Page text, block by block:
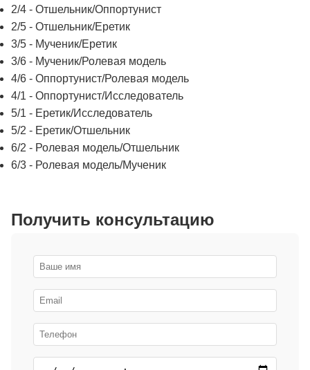
2/4 - Отшельник/Оппортунист
2/5 - Отшельник/Еретик
3/5 - Мученик/Еретик
3/6 - Мученик/Ролевая модель
4/6 - Оппортунист/Ролевая модель
4/1 - Оппортунист/Исследователь
5/1 - Еретик/Исследователь
5/2 - Еретик/Отшельник
6/2 - Ролевая модель/Отшельник
6/3 - Ролевая модель/Мученик
Получить консультацию